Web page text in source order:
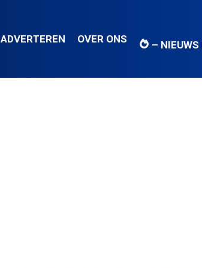
ADVERTEREN OVER ONS – NIEUWS